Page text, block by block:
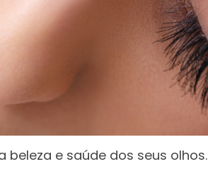
e saúde dos seus olhos.